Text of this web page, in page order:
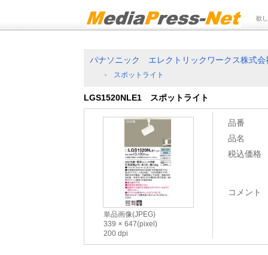
欲
パナソニック エレクトリックワークス株式会
スポットライト
LGS1520NLE1 スポットライト
単品画像(JPEG)
339
647(pixel)
200 dpi
品番
品名
税込価格
コメント